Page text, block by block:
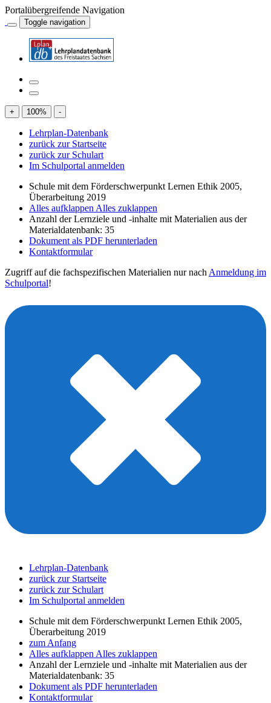
Portalübergreifende Navigation
Toggle navigation
+ 100% -
Lehrplan-Datenbank
zurück zur Startseite
zurück zur Schulart
Im Schulportal anmelden
Schule mit dem Förderschwerpunkt Lernen Ethik 2005,
Überarbeitung 2019
Alles aufklappen Alles zuklappen
Anzahl der Lernziele und -inhalte mit Materialien aus der
Materialdatenbank: 35
Dokument als PDF herunterladen
Kontaktformular
Zugriff auf die fachspezifischen Materialien nur nach Anmeldung im
Schulportal!
Lehrplan-Datenbank
zurück zur Startseite
zurück zur Schulart
Im Schulportal anmelden
Schule mit dem Förderschwerpunkt Lernen Ethik 2005,
Überarbeitung 2019
zum Anfang
Alles aufklappen Alles zuklappen
Anzahl der Lernziele und -inhalte mit Materialien aus der
Materialdatenbank: 35
Dokument als PDF herunterladen
Kontaktformular